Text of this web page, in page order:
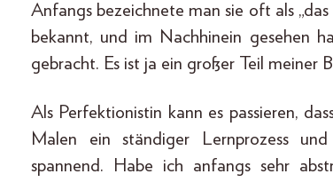
Anfangs bezeichnete man sie oft als
bekannt, und im Nachhinein gesehen
gebracht. Es ist ja ein großer Teil meiner
Als Perfektionistin kann es passieren,
Malen ein ständiger Lernprozess
spannend. Habe ich anfangs sehr